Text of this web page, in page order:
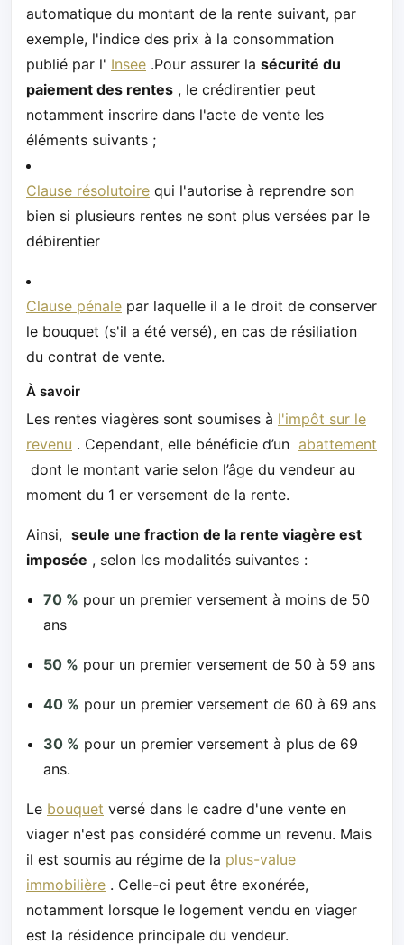
automatique du montant de la rente suivant, par
exemple, l'indice des prix à la consommation
publié par l' Insee .Pour assurer la sécurité du
paiement des rentes , le crédirentier peut
notamment inscrire dans l'acte de vente les
éléments suivants ;
Clause résolutoire qui l'autorise à reprendre son
bien si plusieurs rentes ne sont plus versées par le
débirentier
Clause pénale par laquelle il a le droit de conserver
le bouquet (s'il a été versé), en cas de résiliation
du contrat de vente.
À savoir
Les rentes viagères sont soumises à l'impôt sur le
revenu . Cependant, elle bénéficie d’un abattement
dont le montant varie selon l’âge du vendeur au
moment du 1 er versement de la rente.
Ainsi, seule une fraction de la rente viagère est
imposée , selon les modalités suivantes :
70 % pour un premier versement à moins de 50
ans
50 % pour un premier versement de 50 à 59 ans
40 % pour un premier versement de 60 à 69 ans
30 % pour un premier versement à plus de 69
ans.
Le bouquet versé dans le cadre d'une vente en
viager n'est pas considéré comme un revenu. Mais
il est soumis au régime de la plus-value
immobilière . Celle-ci peut être exonérée,
notamment lorsque le logement vendu en viager
est la résidence principale du vendeur.